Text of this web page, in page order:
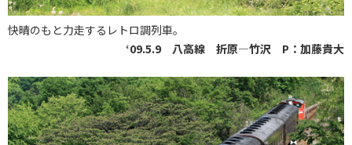
快晴のもと力走するレトロ調列車。
‘09.5.9 八高線 折原―竹沢 P：加藤貴大